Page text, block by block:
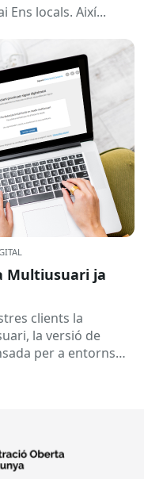
Ens locals. Així...
Multiusuari ja
clients la
la versió de
per a entorns